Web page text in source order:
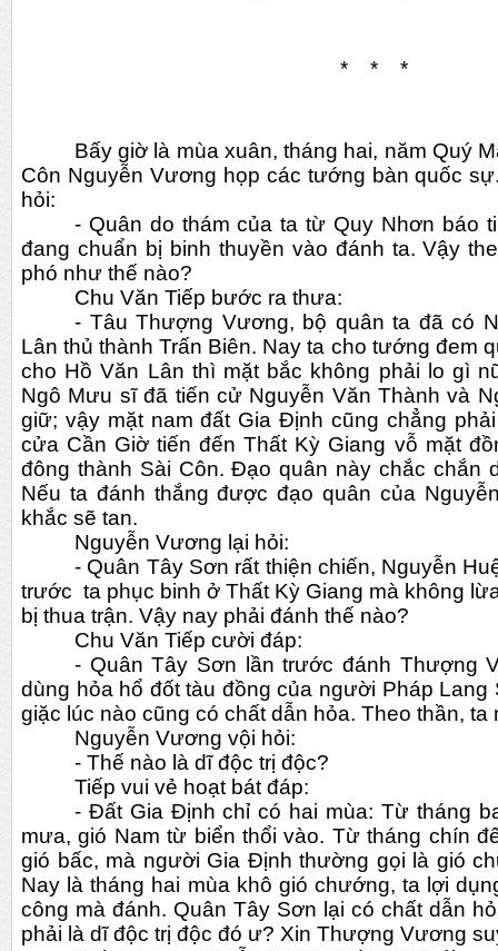
*    *    *
Bấy giờ là mùa xuân, tháng hai, năm Quý
Côn Nguyễn Vương họp các tướng bàn quốc
hỏi:
- Quân do thám của ta từ Quy Nhơn báo
đang chuẩn bị binh thuyền vào đánh ta. Vậy
phó như thế nào?
Chu Văn Tiếp bước ra thưa:
- Tâu Thượng Vương, bộ quân ta đã có
Lân thủ thành Trấn Biên. Nay ta cho tướng đem
cho Hồ Văn Lân thì mặt bắc không phải lo gì
Ngô Mưu sĩ đã tiến cử Nguyễn Văn Thành và
giữ; vậy mặt nam đất Gia Định cũng chẳng
cửa Cần Giờ tiến đến Thất Kỳ Giang vỗ mặt
đông thành Sài Côn. Đạo quân này chắc chắn
Nếu ta đánh thắng được đạo quân của
khắc sẽ tan.
Nguyễn Vương lại hỏi:
- Quân Tây Sơn rất thiện chiến, Nguyễn
trước  ta phục binh ở Thất Kỳ Giang mà không
bị thua trận. Vậy nay phải đánh thế nào?
Chu Văn Tiếp cười đáp:
- Quân Tây Sơn lần trước đánh Thượng
dùng hỏa hổ đốt tàu đồng của người Pháp Lang
giặc lúc nào cũng có chất dẫn hỏa. Theo thần, ta
Nguyễn Vương vội hỏi:
- Thế nào là dĩ độc trị độc?
Tiếp vui vẻ hoạt bát đáp:
- Đất Gia Định chỉ có hai mùa: Từ tháng
mưa, gió Nam từ biển thổi vào. Từ tháng chín
gió bấc, mà người Gia Định thường gọi là gió
Nay là tháng hai mùa khô gió chướng, ta lợi
công mà đánh. Quân Tây Sơn lại có chất dẫn
phải là dĩ độc trị độc đó ư? Xin Thượng Vương